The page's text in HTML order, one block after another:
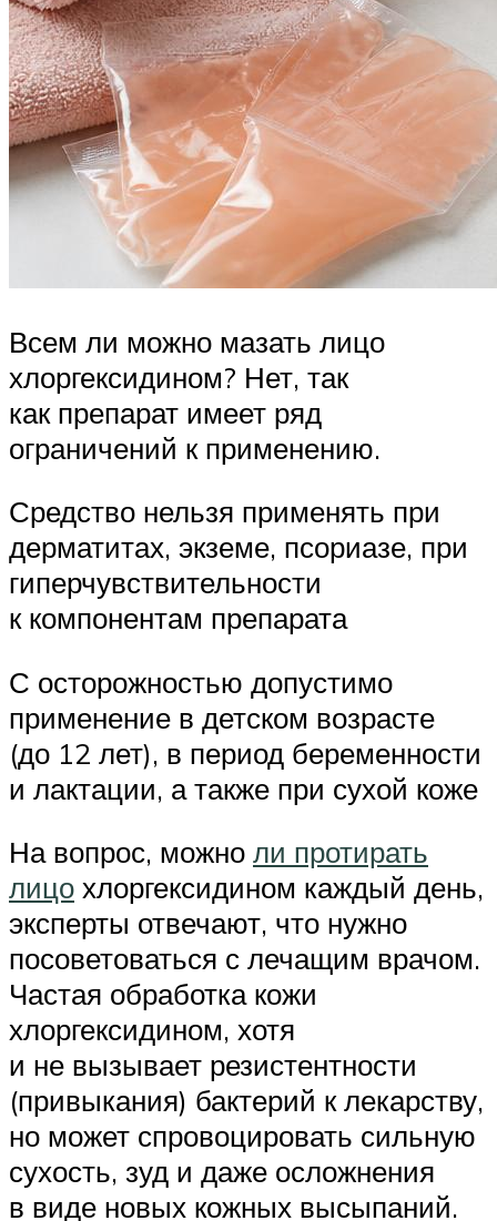
Всем ли можно мазать лицо
хлоргексидином? Нет, так
как препарат имеет ряд
ограничений к применению.
Средство нельзя применять при
дерматитах, экземе, псориазе, при
гиперчувствительности
к компонентам препарата
С осторожностью допустимо
применение в детском возрасте
(до 12 лет), в период беременности
и лактации, а также при сухой коже
На вопрос, можно ли протирать
лицо хлоргексидином каждый день,
эксперты отвечают, что нужно
посоветоваться с лечащим врачом.
Частая обработка кожи
хлоргексидином, хотя
и не вызывает резистентности
(привыкания) бактерий к лекарству,
но может спровоцировать сильную
сухость, зуд и даже осложнения
в виде новых кожных высыпаний.